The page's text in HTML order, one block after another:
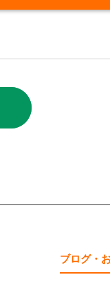
ブログ・